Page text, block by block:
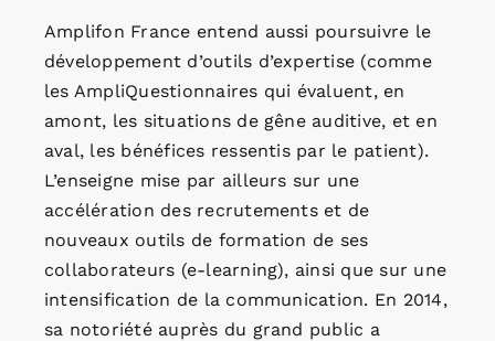
Amplifon France entend aussi poursuivre le
développement d’outils d’expertise (comme
les AmpliQuestionnaires qui évaluent, en
amont, les situations de gêne auditive, et en
aval, les bénéfices ressentis par le patient).
L’enseigne mise par ailleurs sur une
accélération des recrutements et de
nouveaux outils de formation de ses
collaborateurs (e-learning), ainsi que sur une
intensification de la communication. En 2014,
sa notoriété auprès du grand public a